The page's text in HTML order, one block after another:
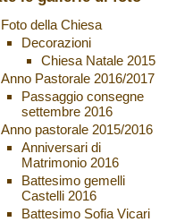
Foto della Chiesa
Decorazioni
Chiesa Natale 2015
Anno Pastorale 2016/2017
Passaggio consegne
settembre 2016
Anno pastorale 2015/2016
Anniversari di
Matrimonio 2016
Battesimo gemelli
Castelli 2016
Battesimo Sofia Vicari